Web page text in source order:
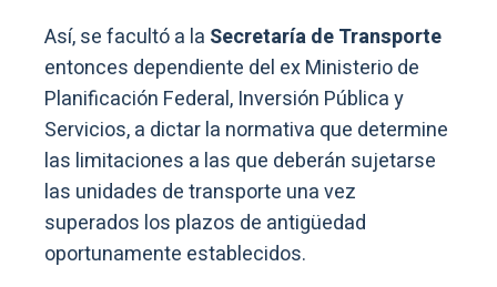
Así, se facultó a la Secretaría de Transporte
entonces dependiente del ex Ministerio de
Planificación Federal, Inversión Pública y
Servicios, a dictar la normativa que determine
las limitaciones a las que deberán sujetarse
las unidades de transporte una vez
superados los plazos de antigüedad
oportunamente establecidos.